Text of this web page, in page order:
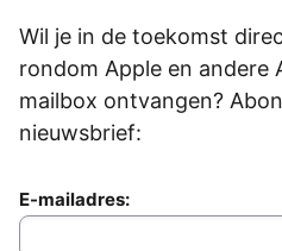
Wil je in de toekomst
rondom Apple en andere
mailbox ontvangen?
nieuwsbrief:
E-mailadres: